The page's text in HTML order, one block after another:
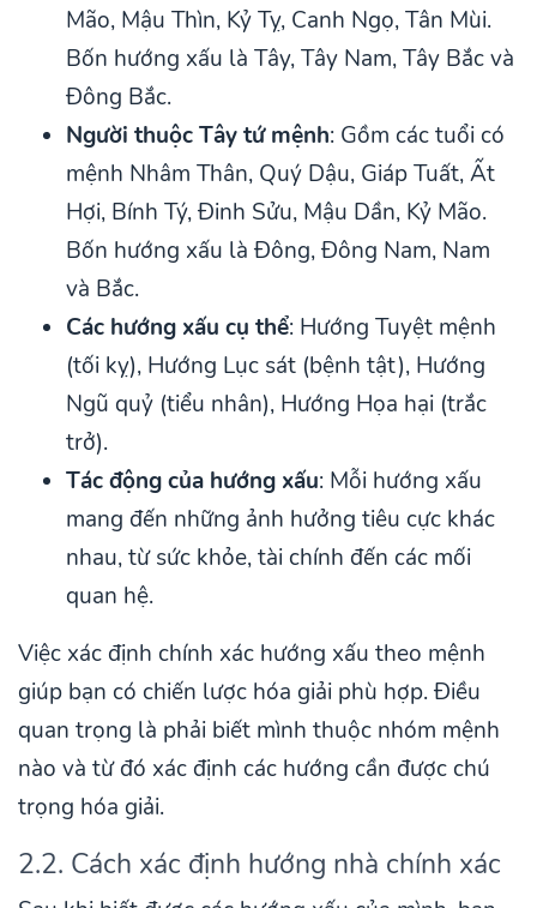
Mão, Mậu Thìn, Kỷ Tỵ, Canh Ngọ, Tân Mùi.
Bốn hướng xấu là Tây, Tây Nam, Tây Bắc và
Đông Bắc.
Người thuộc Tây tứ mệnh: Gồm các tuổi có
mệnh Nhâm Thân, Quý Dậu, Giáp Tuất, Ất
Hợi, Bính Tý, Đinh Sửu, Mậu Dần, Kỷ Mão.
Bốn hướng xấu là Đông, Đông Nam, Nam
và Bắc.
Các hướng xấu cụ thể: Hướng Tuyệt mệnh
(tối kỵ), Hướng Lục sát (bệnh tật), Hướng
Ngũ quỷ (tiểu nhân), Hướng Họa hại (trắc
trở).
Tác động của hướng xấu: Mỗi hướng xấu
mang đến những ảnh hưởng tiêu cực khác
nhau, từ sức khỏe, tài chính đến các mối
quan hệ.
Việc xác định chính xác hướng xấu theo mệnh
giúp bạn có chiến lược hóa giải phù hợp. Điều
quan trọng là phải biết mình thuộc nhóm mệnh
nào và từ đó xác định các hướng cần được chú
trọng hóa giải.
2.2. Cách xác định hướng nhà chính xác